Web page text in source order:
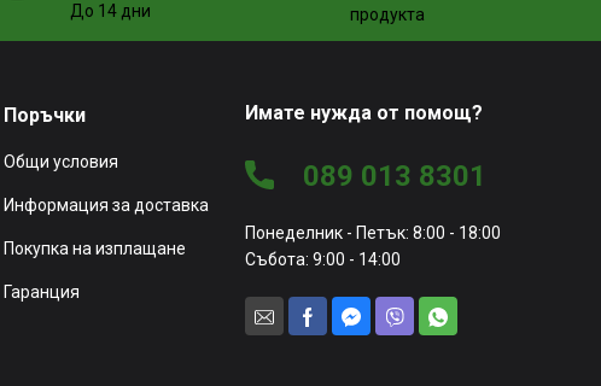
До 14 дни
продукта
Поръчки
Общи условия
Информация за доставка
Покупка на изплащане
Гаранция
Имате нужда от помощ?
089 013 8301
Понеделник - Петък: 8:00 - 18:00
Събота: 9:00 - 14:00